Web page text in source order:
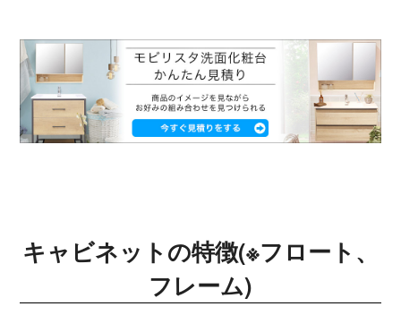
キャビネットの特徴(※フロート、
フレーム)